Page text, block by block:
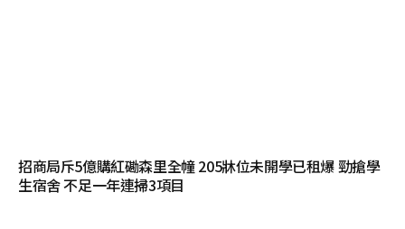
招商局斥5億購紅磡森里全幢 205牀位未開學已租爆 勁搶學
生宿舍 不足一年連掃3項目